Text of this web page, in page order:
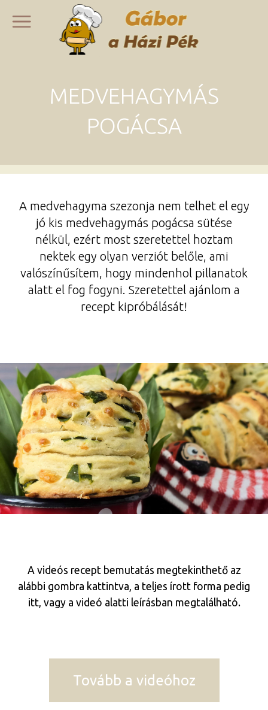
MEDVEHAGYMÁS
POGÁCSA
A medvehagyma szezonja nem telhet el egy
jó kis medvehagymás pogácsa sütése
nélkül, ezért most szeretettel hoztam
nektek egy olyan verziót belőle, ami
valószínűsítem, hogy mindenhol pillanatok
alatt el fog fogyni. Szeretettel ajánlom a
recept kipróbálását!
A videós recept bemutatás megtekinthető az
alábbi gombra kattintva, a teljes írott forma pedig
itt, vagy a videó alatti leírásban megtalálható.
Tovább a videóhoz